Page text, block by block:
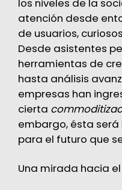
atención desde
de usuarios,
Desde asistentes
herramientas de
hasta análisis
empresas han
cierta
embargo, ésta
para el futuro que
Una mirada hacia